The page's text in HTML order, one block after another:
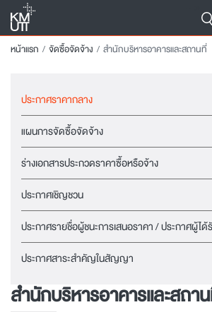
หน้าแรก จัดซื้อจัดจ้าง สำนักบริหารอาคารและสถานที่
ประกาศราคากลาง
แผนการจัดซื้อจัดจ้าง
ร่างเอกสารประกวดราคาซื้อหรือจ้าง
ประกาศเชิญชวน
ประกาศรายชื่อผู้ชนะการเสนอราคา / ประกาศผู้ไ
ประกาศสาระสำคัญในสัญญา
สำนักบริหารอาคารและสถา